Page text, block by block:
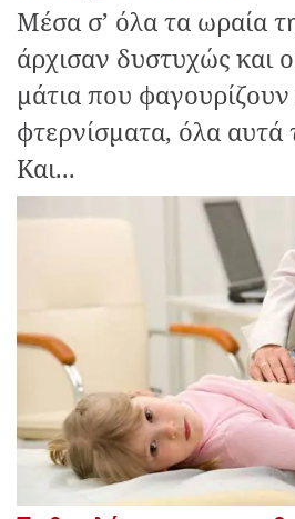
Μέσα σ’ όλα τα ωραία
άρχισαν δυστυχώς και
μάτια που
φτερνίσματα, όλα αυτά
Και...